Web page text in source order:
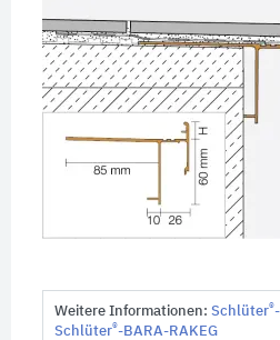
Weitere Informationen: Schlüter®
Schlüter®-BARA-RAKEG